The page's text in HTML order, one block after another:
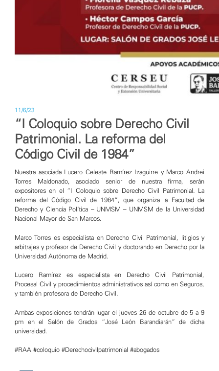
11/6/23
“I Coloquio sobre Derecho Civil
Patrimonial. La reforma del
Código Civil de 1984”
Nuestra asociada Lucero Celeste Ramírez Izaguirre y Marco Andrei
Torres Maldonado, asociado senior de nuestra firma, serán
expositores en el “I Coloquio sobre Derecho Civil Patrimonial. La
reforma del Código Civil de 1984”, que organiza la
Facultad de
Derecho y Ciencia Política – UNMSM – UNMSM de la Universidad
Nacional Mayor de San Marcos.
Marco Torres es especialista en Derecho Civil Patrimonial, litigios y
arbitrajes y profesor de Derecho Civil y doctorando en Derecho por la
Universidad Autónoma de Madrid.
Lucero Ramírez es especialista en Derecho Civil Patrimonial,
Procesal Civil y procedimientos administrativos así como en Seguros,
y también profesora de Derecho Civil.
Ambas exposiciones tendrán lugar el jueves 26 de octubre de 5 a 9
pm en el Salón de Grados “José León Barandiarán” de dicha
universidad.
#RAA #coloquio #Derechocivilpatrimonial #abogados